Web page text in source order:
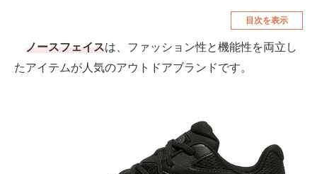
釣り具・釣り用品 食品・飲料・お酒
目次を表示
ノースフェイスは、ファッション性と機能性を両立し
たアイテムが人気のアウトドアブランドです。